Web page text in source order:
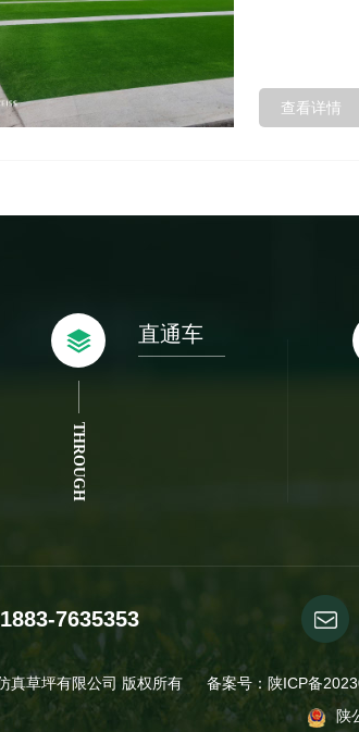
查看详情
直通车
THROUGH
7635353
真草坪有限公司 版权所有 备案号： 陕ICP备
陕